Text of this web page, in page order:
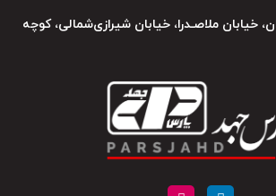
خیابان ملاصـدرا، خیابان شیرازی‌شمالی، کوچه
i
n